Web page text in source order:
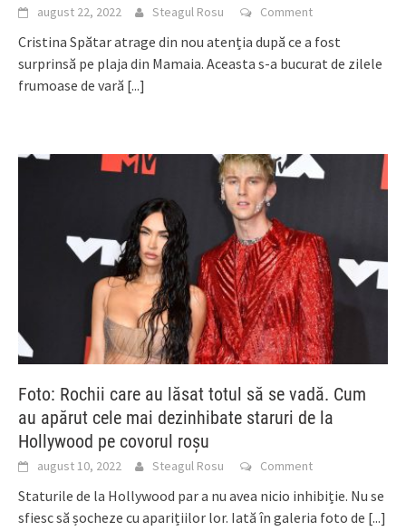
august 22, 2022 Steagul Rosu Comment
Cristina Spătar atrage din nou atenția după ce a fost
surprinsă pe plaja din Mamaia. Aceasta s-a bucurat de zilele
frumoase de vară [...]
Foto: Rochii care au lăsat totul să se vadă. Cum
au apărut cele mai dezinhibate staruri de la
Hollywood pe covorul roșu
august 10, 2022 Steagul Rosu Comment
Staturile de la Hollywood par a nu avea nicio inhibiție. Nu se
sfiesc să șocheze cu aparițiilor lor. Iată în galeria foto de [...]